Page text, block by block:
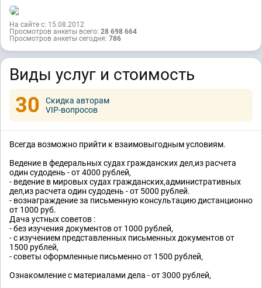
На сайте с: 15.08.2012
Просмотров анкеты всего: 28 698 664
Просмотров анкеты сегодня: 786
Виды услуг и стоимость
30
Скидка авторам
VIP-вопросов
Всегда возможно прийти к взаимовыгодным условиям.
Ведение в федеральных судах гражданских дел,из расчета
один судодень - от 4000 рублей,
- ведение в мировых судах гражданских,административных
дел,из расчета один судодень - от 5000 рублей.
- вознаграждение за письменную консультацию дистанционно
от 1000 руб.
Дача устных советов :
- без изучения документов от 1000 рублей,
- с изучением представленных письменных документов от
1500 рублей,
- советы оформленные письменно от 1500 рублей,
Ознакомление с материалами дела - от 3000 рублей,